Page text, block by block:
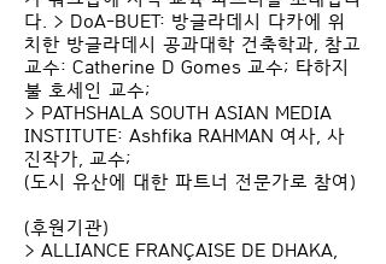
다. > DoA-BUET: 방글라데시 다카에 위
치한 방글라데시 공과대학 건축학과, 참고
교수: Catherine D Gomes 교수; 타하지
불 호세인 교수;
> PATHSHALA SOUTH ASIAN MEDIA
INSTITUTE: Ashfika RAHMAN 여사, 사
진작가, 교수;
(도시 유산에 대한 파트너 전문가로 참여)
(후원기관)
> ALLIANCE FRANÇAISE DE DHAKA,